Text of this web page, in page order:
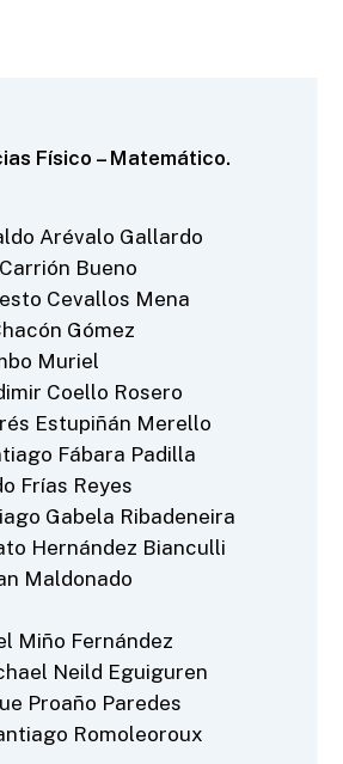
Físico – Matemático.
Arévalo Gallardo
Bueno
Cevallos Mena
Gómez
Muriel
Coello Rosero
Estupiñán Merello
Fábara Padilla
Frías Reyes
Gabela Ribadeneira
Hernández Bianculli
Maldonado
Miño Fernández
Neild Eguiguren
Proaño Paredes
Romoleoroux